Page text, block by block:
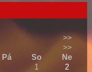
>>
>>
Pá So
Ne
1
2